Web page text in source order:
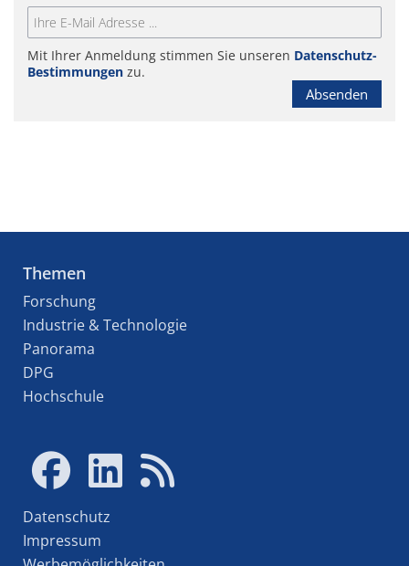
Mit Ihrer Anmeldung stimmen Sie unseren Datenschutz-
Bestimmungen zu.
Absenden
Themen
Forschung
Industrie & Technologie
Panorama
DPG
Hochschule
Datenschutz
Impressum